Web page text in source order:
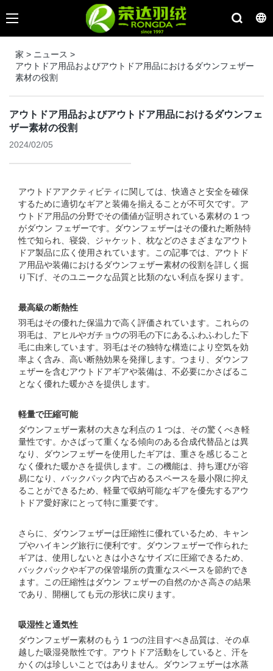
家 > ニュース >
アウトドア用品およびアウトドア用品におけるダウンフェザー
素材の役割
アウトドア用品およびアウトドア用品におけるダウンフェ
ザー素材の役割
2024/02/05
アウトドアアクティビティに関しては、快適さと安全を確保
するために適切なギアと装備を揃えることが不可欠です。ア
ウトドア用品の分野でその価値が証明されている素材の 1 つ
がダウン フェザーです。ダウンフェザーはその優れた断熱特
性で知られ、寝袋、ジャケット、枕などのさまざまなアウト
ドア製品に広く使用されています。この記事では、アウトド
ア用品や装備におけるダウンフェザー素材の役割を詳しく掘
り下げ、そのユニークな品質と比類のない利点を探ります。
最高級の断熱性
羽毛はその優れた保温力で高く評価されています。これらの
羽毛は、アヒルやガチョウの羽毛の下にあるふわふわした下
毛に由来しています。羽毛はその独特な構造により空気を効
率よく含み、高い断熱効果を発揮します。つまり、ダウンフ
ェザーを含むアウトドアギアや装備は、不必要にかさばるこ
となく優れた暖かさを提供します。
軽量で圧縮可能
ダウンフェザー素材の大きな利点の 1 つは、その驚くべき軽
量性です。かさばって重くなる傾向のある合成代替品とは異
なり、ダウンフェザーを使用したギアは、重さを感じること
なく優れた暖かさを提供します。この機能は、持ち運びが容
易になり、バックパック内で占めるスペースを最小限に抑え
ることができるため、軽量で収納可能なギアを優先するアウ
トドア愛好家にとって特に重要です。
さらに、ダウンフェザーは圧縮性に優れているため、キャン
プやハイキング旅行に便利です。ダウンフェザーで作られた
ギアは、使用しないときは小さなサイズに圧縮できるため、
バックパックやギアの保管場所の貴重なスペースを節約でき
ます。この圧縮性はダウン フェザーの自然のかさ高さの結果
であり、開梱しても元の形状に戻ります。
吸湿性と通気性
ダウンフェザー素材のもう 1 つの注目すべき品質は、その卓
越した吸湿発散性です。アウトドア活動をしていると、汗を
かくのは珍しいことではありません。ダウンフェザーは水蒸